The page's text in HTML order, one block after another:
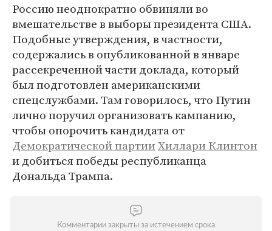
Россию неоднократно обвиняли во
вмешательстве в выборы президента США.
Подобные утверждения, в частности,
содержались в опубликованной в январе
рассекреченной части доклада, который
был подготовлен американскими
спецслужбами. Там говорилось, что Путин
лично поручил организовать кампанию,
чтобы опорочить кандидата от
Демократической партииХиллари Клинтон
и добиться победы республиканца
Дональда Трампа.
Комментарии закрыты за истечением срока